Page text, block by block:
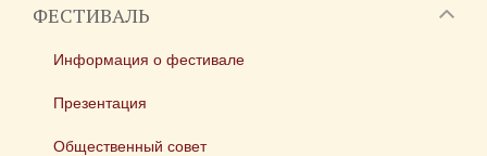
ФЕСТИВАЛЬ
Информация о фестивале
Презентация
Общественный совет